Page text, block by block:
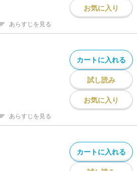
お気に入り
あらすじを見る
カートに入れる
試し読み
お気に入り
あらすじを見る
カートに入れる